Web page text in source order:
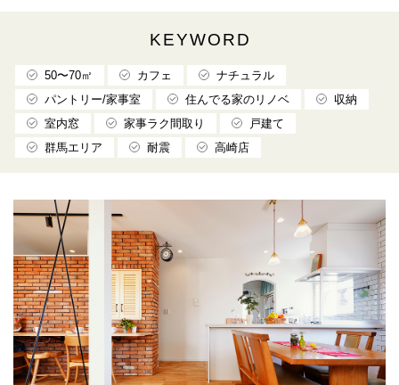
KEYWORD
50〜70㎡ カフェ
ナチュラル
パントリー/家事室
住んでる家のリノベ
収納
室内窓
家事ラク間取り
戸建て
群馬エリア
耐震 高崎店